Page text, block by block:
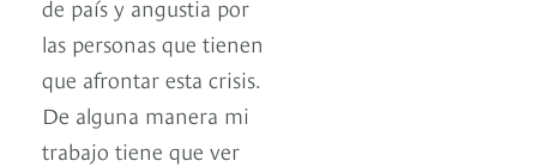
de país y angustia por
las personas que tienen
que afrontar esta crisis.
De alguna manera mi
trabajo tiene que ver